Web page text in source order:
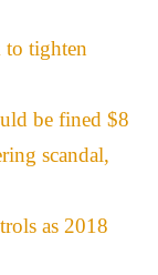
to tighten
be fined $8
scandal,
as 2018